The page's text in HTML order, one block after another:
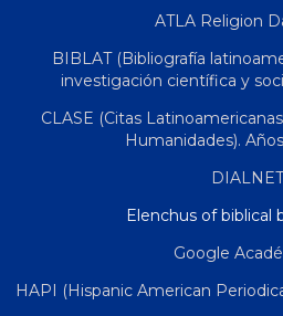
ATLA Religion
BIBLAT (Bibliografía
investigación científica y
CLASE (Citas
Humanidades).
DIALNET
Elenchus of biblical
Google
HAPI (Hispanic American